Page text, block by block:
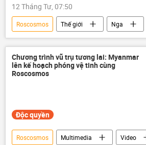
12 Tháng Tư, 07:50
Roscosmos Thế giới
Nga
sao Hỏa
vũ trụ
Chương trình vũ trụ tương lai: Myanmar
lên kế hoạch phóng vệ tinh cùng
Roscosmos
Độc quyền
Roscosmos Multimedia
Video